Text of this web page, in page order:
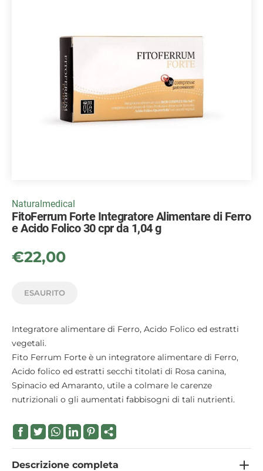
Naturalmedical
FitoFerrum Forte Integratore Alimentare di Ferro
e Acido Folico 30 cpr da 1,04 g
€22,00
ESAURITO
Integratore alimentare di Ferro, Acido Folico ed estratti
vegetali.
Fito Ferrum Forte è un integratore alimentare di Ferro,
Acido folico ed estratti secchi titolati di Rosa canina,
Spinacio ed Amaranto, utile a colmare le carenze
nutrizionali o gli aumentati fabbisogni di tali nutrienti.
Descrizione completa